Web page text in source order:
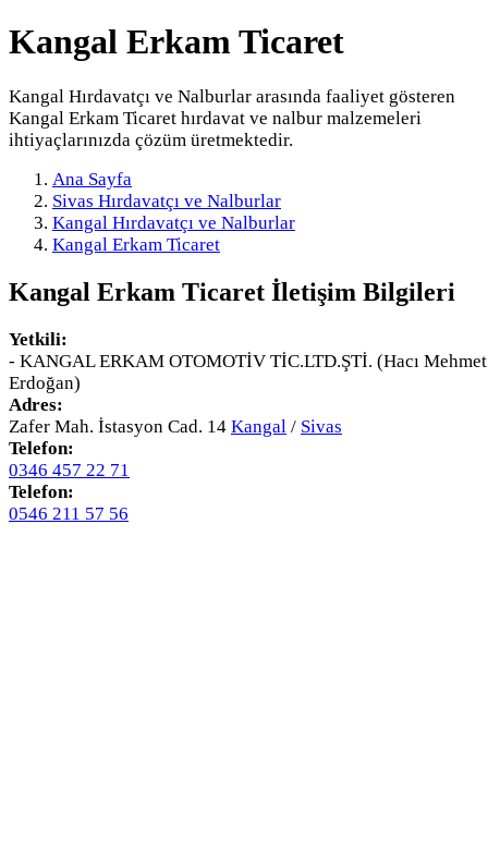
Kangal Erkam Ticaret
Kangal Hırdavatçı ve Nalburlar arasında faaliyet gösteren
Kangal Erkam Ticaret hırdavat ve nalbur malzemeleri
ihtiyaçlarınızda çözüm üretmektedir.
Ana Sayfa
Sivas Hırdavatçı ve Nalburlar
Kangal Hırdavatçı ve Nalburlar
Kangal Erkam Ticaret
Kangal Erkam Ticaret İletişim Bilgileri
Yetkili:
- KANGAL ERKAM OTOMOTİV TİC.LTD.ŞTİ. (Hacı Mehmet
Erdoğan)
Adres:
Zafer Mah. İstasyon Cad. 14 Kangal / Sivas
Telefon:
0346 457 22 71
Telefon:
0546 211 57 56